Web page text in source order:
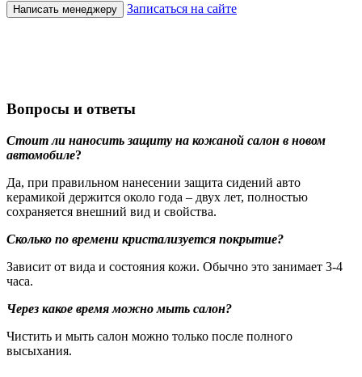
Написать менеджеру Записаться на сайте
Вопросы и ответы
Стоит ли наносить защиту на кожаной салон в новом
автомобиле?
Да, при правильном нанесении защита сидений авто
керамикой держится около года – двух лет, полностью
сохраняется внешний вид и свойства.
Сколько по времени кристализуется покрытие?
Зависит от вида и состояния кожи. Обычно это занимает 3-4
часа.
Через какое время можно мыть салон?
Чистить и мыть салон можно только после полного
высыхания.